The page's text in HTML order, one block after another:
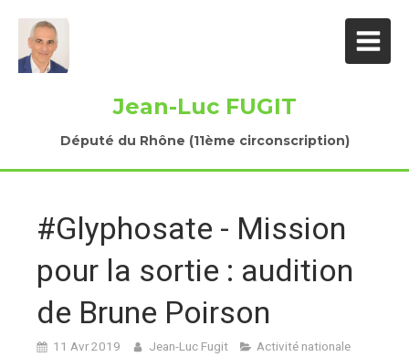
Jean-Luc FUGIT
Député du Rhône (11ème circonscription)
#Glyphosate - Mission
pour la sortie : audition
de Brune Poirson
11 Avr 2019 Jean-Luc Fugit Activité nationale